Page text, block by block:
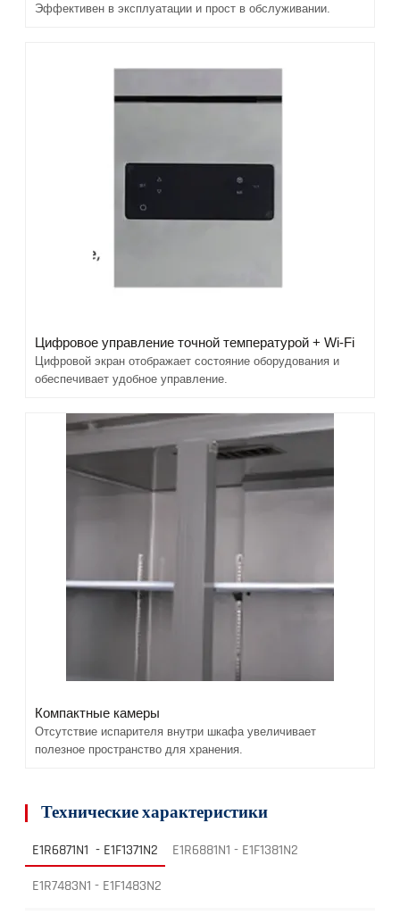
Эффективен в эксплуатации и прост в обслуживании.
Цифровое управление точной температурой + Wi-Fi
Цифровой экран отображает состояние оборудования и
обеспечивает удобное управление.
Компактные камеры
Отсутствие испарителя внутри шкафа увеличивает
полезное пространство для хранения.
Технические характеристики
E1R6871N1 - E1F1371N2
E1R6881N1 - E1F1381N2
E1R7483N1 - E1F1483N2